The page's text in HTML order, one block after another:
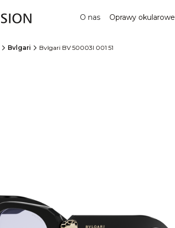
O nas Oprawy okularowe
Bvlgari Bvlgari BV 50003I 001 51